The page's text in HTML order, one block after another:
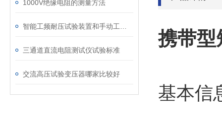
1000V绝缘电阻的测量方法
三通道直流电阻测试仪试验标准
交流高压试验变压器哪家比较好
携带型
基本信